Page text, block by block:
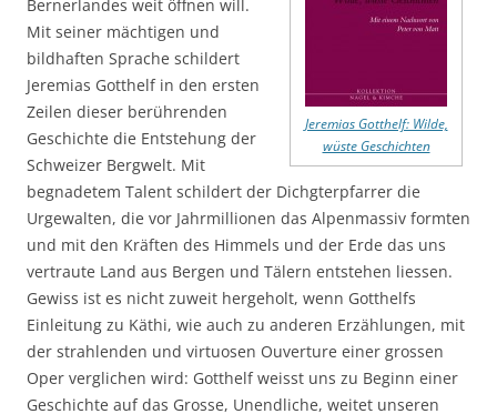
Jeremias Gotthelf: Wilde,
wüste Geschichten
Bernerlandes weit öffnen will.
Mit seiner mächtigen und
bildhaften Sprache schildert
Jeremias Gotthelf in den ersten
Zeilen dieser berührenden
Geschichte die Entstehung der
Schweizer Bergwelt. Mit
begnadetem Talent schildert der Dichgterpfarrer die
Urgewalten, die vor Jahrmillionen das Alpenmassiv formten
und mit den Kräften des Himmels und der Erde das uns
vertraute Land aus Bergen und Tälern entstehen liessen.
Gewiss ist es nicht zuweit hergeholt, wenn Gotthelfs
Einleitung zu Käthi, wie auch zu anderen Erzählungen, mit
der strahlenden und virtuosen Ouverture einer grossen
Oper verglichen wird: Gotthelf weisst uns zu Beginn einer
Geschichte auf das Grosse, Unendliche, weitet unseren